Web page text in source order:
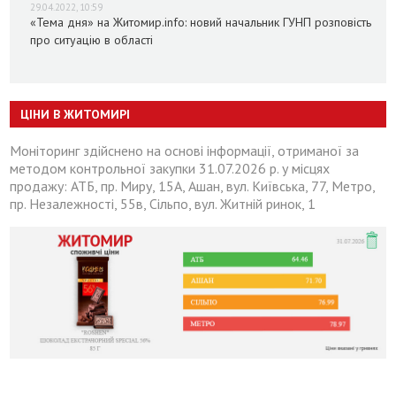
29.04.2022, 10:59
«Тема дня» на Житомир.info: новий начальник ГУНП розповість
про ситуацію в області
ЦІНИ В ЖИТОМИРІ
Моніторинг здійснено на основі інформації, отриманої за
методом контрольної закупки 31.07.2026 р. у місцях
продажу: АТБ, пр. Миру, 15А, Ашан, вул. Київська, 77, Метро,
пр. Незалежності, 55в, Сільпо, вул. Житній ринок, 1